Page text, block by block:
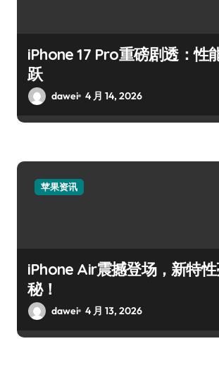
iPhone 17 Pro重磅剧透：性
跃
dawei 4 月 14, 2026
苹果资讯
iPhone Air震撼登场，新特
秘！
dawei 4 月 13, 2026